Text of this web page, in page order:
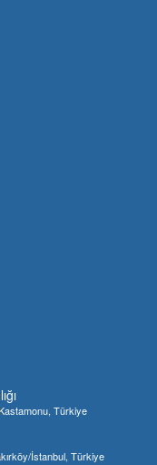
Türkiye
İstanbul, Türkiye